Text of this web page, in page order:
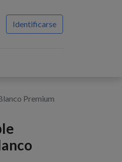
Identificarse
Premium